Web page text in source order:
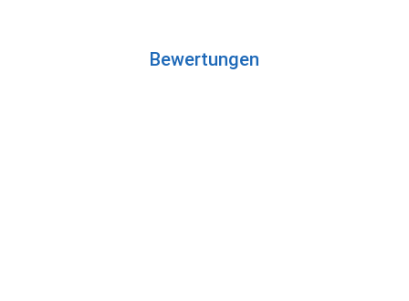
Bewertungen